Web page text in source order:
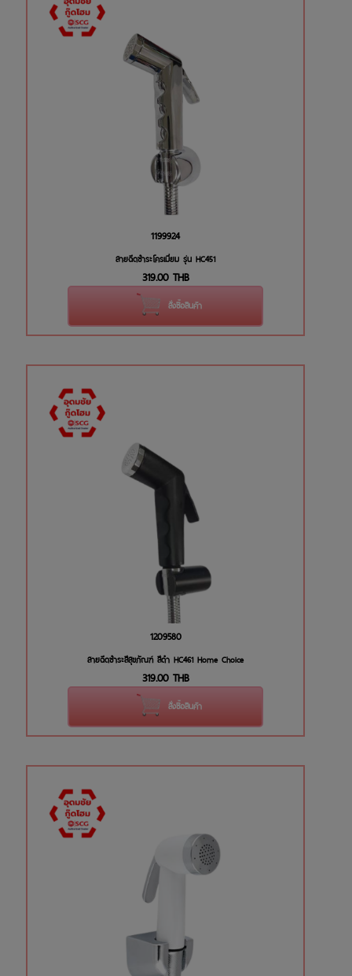
1199924
สายฉีดชำระโครเมี่ยม รุ่น HC451
319.00 THB
สั่งซื้อสินค้า
1209580
สายฉีดชำระสีสุขภัณฑ์ สีดำ HC461 Home Choice
319.00 THB
สั่งซื้อสินค้า